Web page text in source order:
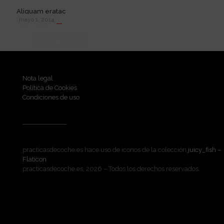
Aliquam eratac
Nota legal
Política de Cookies
Condiciones de uso
practicasdecoche.es hace uso de iconos de la colección juicy_fish –
Flaticon
practicasdecoche.es, 2026 – Todos los derechos reservados.